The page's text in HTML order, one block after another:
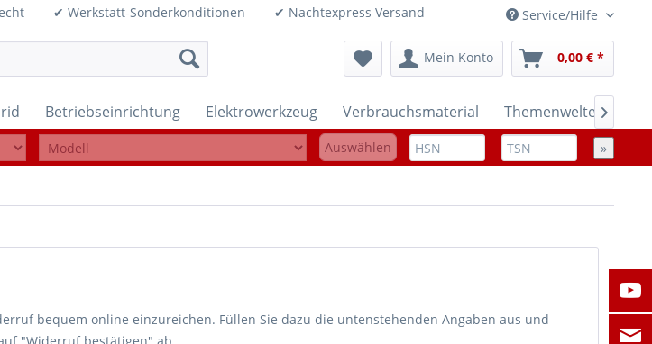
✔ Werkstatt-Sonderkonditionen ✔ Nachtexpress Versand Service/Hilfe
Mein Konto 0,00 € *
Betriebseinrichtung Elektrowerkzeug Verbrauchsmaterial Themenwelten
Auswählen »
bequem online einzureichen. Füllen Sie dazu die untenstehenden Angaben aus und